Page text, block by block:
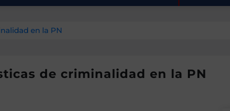
en la PN
de criminalidad en la PN